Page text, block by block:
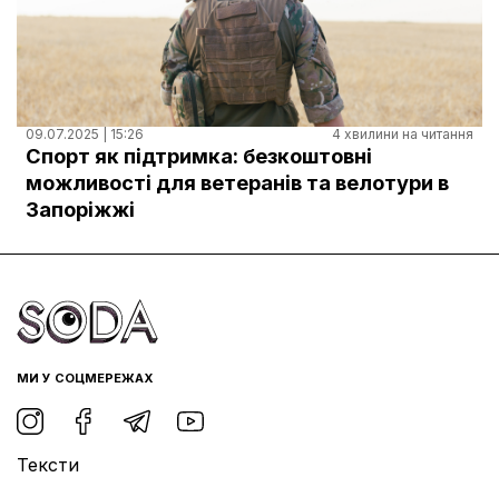
09.07.2025 | 15:26 4 хвилини на читання
Спорт як підтримка: безкоштовні
можливості для ветеранів та велотури в
Запоріжжі
МИ У СОЦМЕРЕЖАХ
Тексти